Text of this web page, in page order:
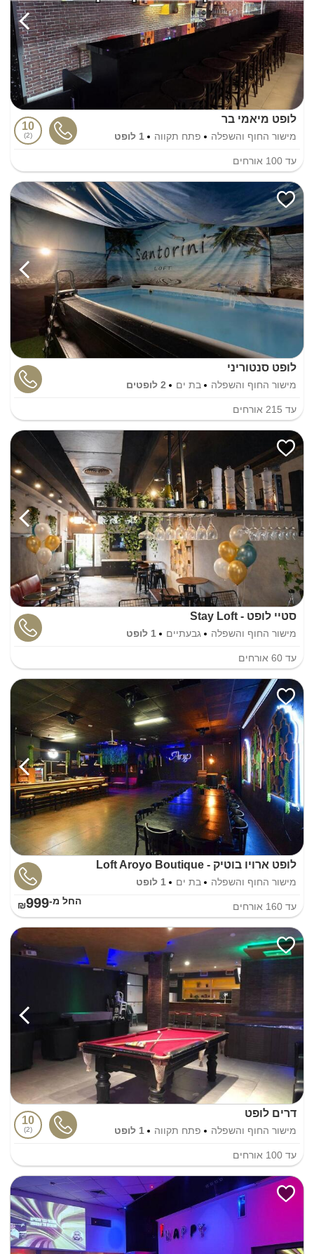
לופט מיאמי בר
מישור החוף והשפלה פתח תקווה 1 לופט
10
2
עד 100 אורחים
לופט סנטוריני
מישור החוף והשפלה בת ים 2 לופטים
עד 215 אורחים
סטיי לופט - Stay Loft
מישור החוף והשפלה גבעתיים 1 לופט
עד 60 אורחים
לופט ארויו בוטיק - Loft Aroyo Boutique
מישור החוף והשפלה בת ים 1 לופט
עד 160 אורחים החל מ-₪999
דרים לופט
מישור החוף והשפלה פתח תקווה 1 לופט
10
2
עד 100 אורחים